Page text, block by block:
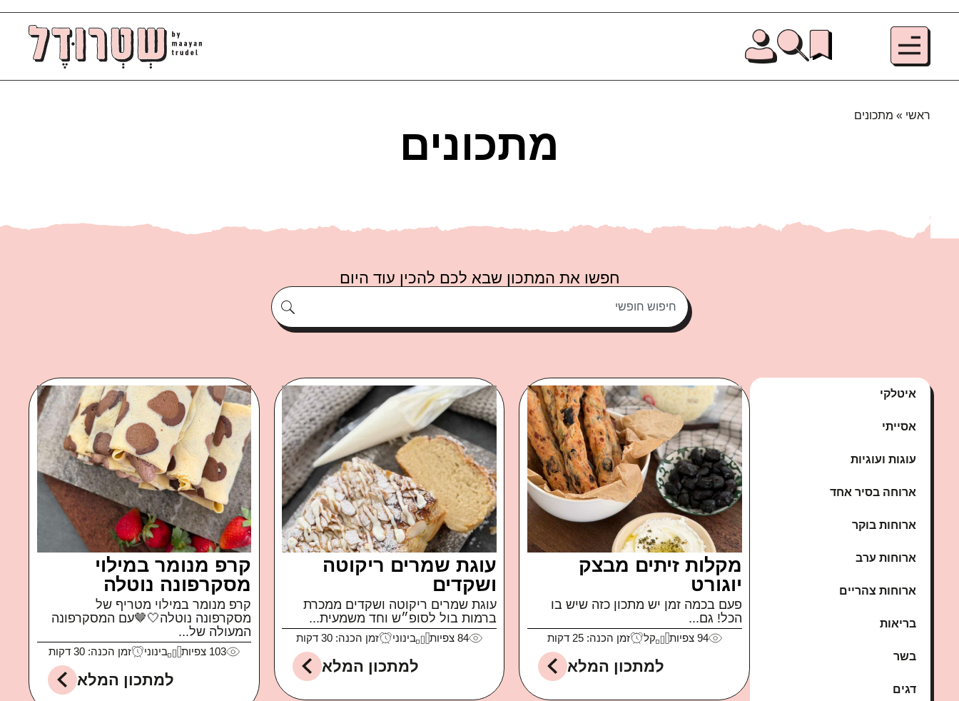
ראשי » מתכונים
מתכונים
חפשו את המתכון שבא לכם להכין עוד היום
איטלקי
אסייתי
עוגות ועוגיות
ארוחה בסיר אחד
ארוחות בוקר
ארוחות ערב
ארוחות צהריים
בריאות
בשר
דגים
מקלות זיתים מבצק
יוגורט
פעם בכמה זמן יש מתכון כזה שיש בו
הכל! גם...
94 צפיות קל זמן הכנה: 25 דקות
למתכון המלא
עוגת שמרים ריקוטה
ושקדים
עוגת שמרים ריקוטה ושקדים ממכרת
ברמות בול לסופ״ש וחד משמעית...
84צפיות בינוני זמן הכנה: 30 דקות
למתכון המלא
קרפ מנומר במילוי
מסקרפונה נוטלה
קרפ מנומר במילוי מטריף של
מסקרפונה נוטלה🤍🤎עם המסקרפונה
המעולה של...
103 צפיות בינוני זמן הכנה: 30 דקות
למתכון המלא